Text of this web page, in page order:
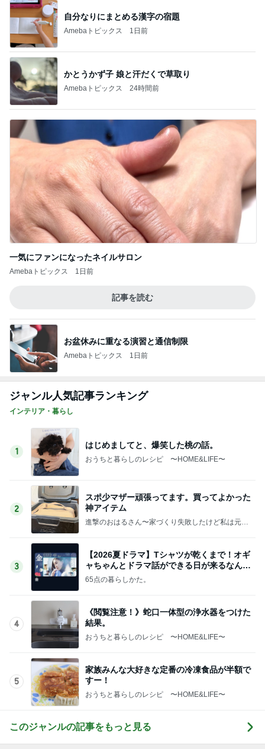
自分なりにまとめる漢字の宿題
Amebaトピックス 1日前
かとうかず子 娘と汗だくで草取り
Amebaトピックス 24時間前
一気にファンになったネイルサロン
Amebaトピックス 1日前
記事を読む
お盆休みに重なる演習と通信制限
Amebaトピックス 1日前
ジャンル人気記事ランキング
インテリア・暮らし
1
はじめましてと、爆笑した桃の話。
おうちと暮らしのレシピ 〜HOME&LIFE〜
2
スポ少マザー頑張ってます。買ってよかった
神アイテム
進撃のおはるさん〜家づくり失敗したけど私は元気
3
【2026夏ドラマ】Tシャツが乾くまで！オギ
ャちゃんとドラマ話ができる日が来るなん
て！
65点の暮らしかた。
4
《閲覧注意！》蛇口一体型の浄水器をつけた
結果。
おうちと暮らしのレシピ 〜HOME&LIFE〜
5
家族みんな大好きな定番の冷凍食品が半額で
すー！
おうちと暮らしのレシピ 〜HOME&LIFE〜
このジャンルの記事をもっと見る